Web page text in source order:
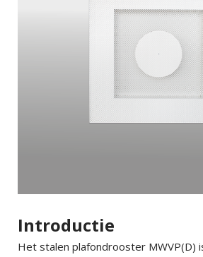
Introductie
Het stalen plafondrooster MWVP(D)